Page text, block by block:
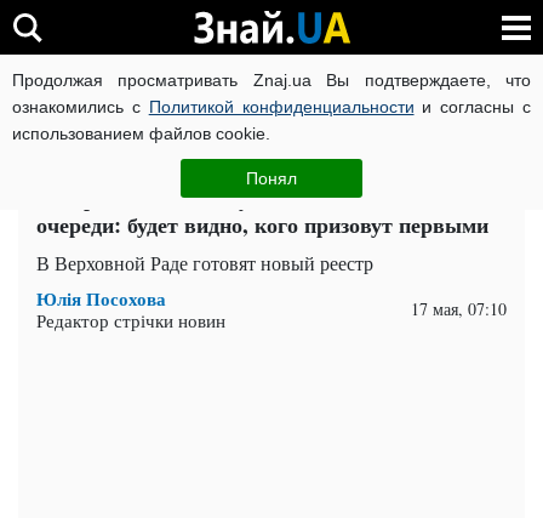
Продолжая просматривать Znaj.ua Вы подтверждаете, что
ознакомились с Политикой конфиденциальности и согласны с
использованием файлов cookie.
Понял
ВОЙНА РОССИИ ПРОТИВ УКРАИНЫ КОРОНАВИРУС В
ЧИТАТИ УКРАЇНСЬКОЮ
В Украине хотят запустить мобилизацию по
очереди: будет видно, кого призовут первыми
В Верховной Раде готовят новый реестр
Юлія Посохова
Редактор стрічки новин 17 мая, 07:10